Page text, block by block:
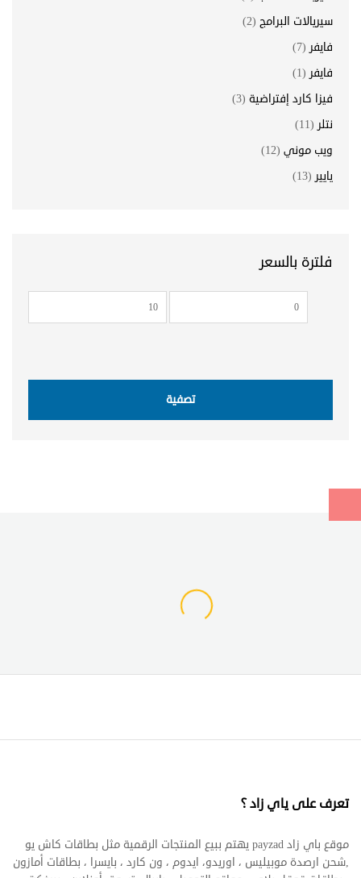
سيريالات البرامج (2)
فايفر (7)
فايفر (1)
فيزا كارد إفتراضية (3)
نتلر (11)
ويب موني (12)
يايير (13)
فلترة بالسعر
أدنى
سعر
أعلى
سعر
تصفية
تعرف على ياي زاد ؟
موقع باي زاد payzad يهتم ببيع المنتجات الرقمية مثل بطاقات كاش يو
,شحن ارصدة موبيليس ، اوريدو، ايدوم ، ون كارد ، بايسرا ، بطاقات أمازون